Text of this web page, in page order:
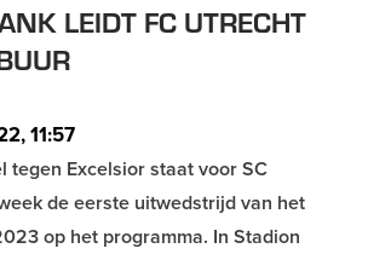
LEIDT FC UTRECHT
11:57
tegen Excelsior staat voor SC
de eerste uitwedstrijd van het
op het programma. In Stadion